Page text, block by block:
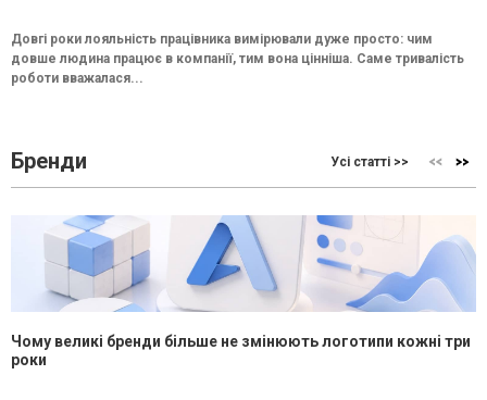
Довгі роки лояльність працівника вимірювали дуже просто: чим
довше людина працює в компанії, тим вона цінніша. Саме тривалість
роботи вважалася...
Бренди Усі статті >>
Чому великі бренди більше не змінюють логотипи кожні три
роки